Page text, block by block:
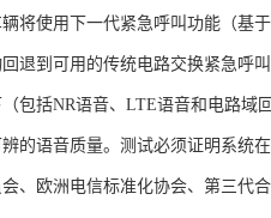
将使用下一代紧急呼叫功能（基于
退到可用的传统电路交换紧急呼
包括NR语音、 LTE语音和电路域
辨的语音质量。测试必须证明系
、欧洲电信标准化协会、第三代